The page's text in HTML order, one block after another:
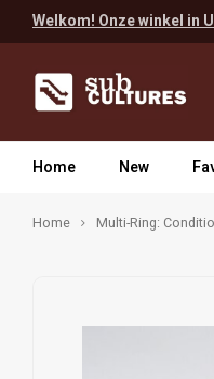
Welkom! Onze winkel in
Home New
Home Multi-Ring: